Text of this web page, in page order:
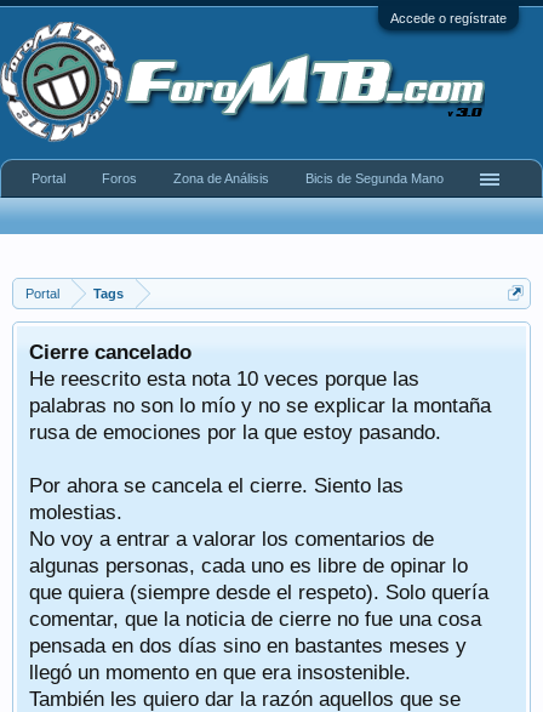
Accede o regístrate
Portal Tags
Cierre cancelado
He reescrito esta nota 10 veces porque las
palabras no son lo mío y no se explicar la montaña
rusa de emociones por la que estoy pasando.
Por ahora se cancela el cierre. Siento las
molestias.
No voy a entrar a valorar los comentarios de
algunas personas, cada uno es libre de opinar lo
que quiera (siempre desde el respeto). Solo quería
comentar, que la noticia de cierre no fue una cosa
pensada en dos días sino en bastantes meses y
llegó un momento en que era insostenible.
También les quiero dar la razón aquellos que se
Portal Foros Zona de Análisis Bicis de Segunda Mano